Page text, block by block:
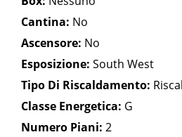
Cantina: No
Ascensore: No
Esposizione: South West
Tipo Di Riscaldamento:
Classe Energetica: G
Numero Piani: 2